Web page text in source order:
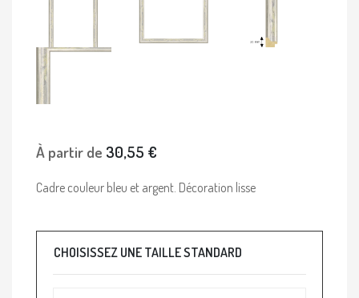
À partir de 30,55 €
Cadre couleur bleu et argent. Décoration lisse
CHOISISSEZ UNE TAILLE STANDARD